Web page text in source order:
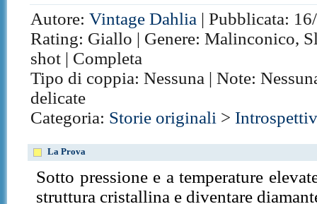
Autore:Vintage Dahlia | Pubblicata:
Rating: Giallo | Genere: Malinconico,
shot | Completa
Tipo di coppia: Nessuna | Note:
delicate
Categoria: Storie originali >
La Prova
Sotto pressione e a temperature
struttura cristallina e diventare